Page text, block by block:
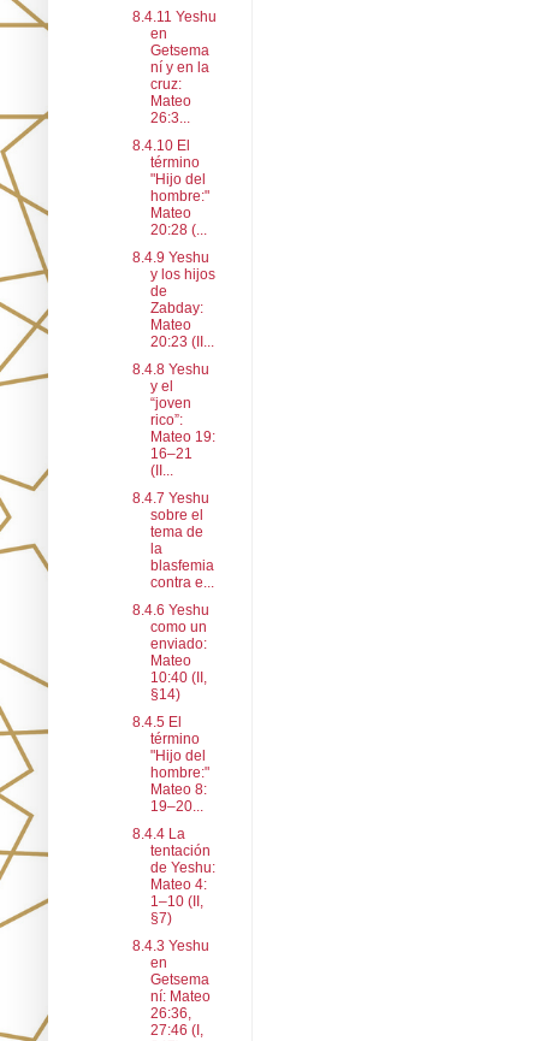
8.4.11 Yeshu
en
Getsema
ní y en la
cruz:
Mateo
26:3...
8.4.10 El
término
"Hijo del
hombre:"
Mateo
20:28 (...
8.4.9 Yeshu
y los hijos
de
Zabday:
Mateo
20:23 (II...
8.4.8 Yeshu
y el
“joven
rico”:
Mateo 19:
16–21
(II...
8.4.7 Yeshu
sobre el
tema de
la
blasfemia
contra e...
8.4.6 Yeshu
como un
enviado:
Mateo
10:40 (II,
§14)
8.4.5 El
término
"Hijo del
hombre:"
Mateo 8:
19–20...
8.4.4 La
tentación
de Yeshu:
Mateo 4:
1–10 (II,
§7)
8.4.3 Yeshu
en
Getsema
ní: Mateo
26:36,
27:46 (I,